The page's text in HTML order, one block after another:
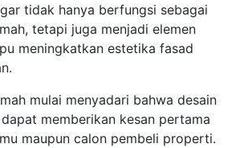
tidak hanya berfungsi sebagai
tetapi juga menjadi elemen
meningkatkan estetika fasad
mulai menyadari bahwa desain
memberikan kesan pertama
maupun calon pembeli properti.